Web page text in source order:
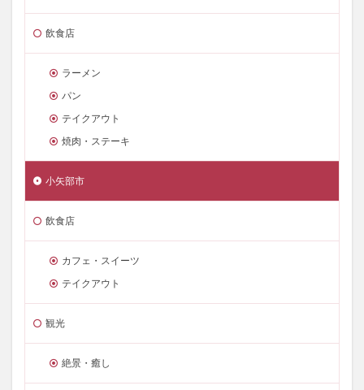
飲食店
ラーメン
パン
テイクアウト
焼肉・ステーキ
小矢部市
飲食店
カフェ・スイーツ
テイクアウト
観光
絶景・癒し